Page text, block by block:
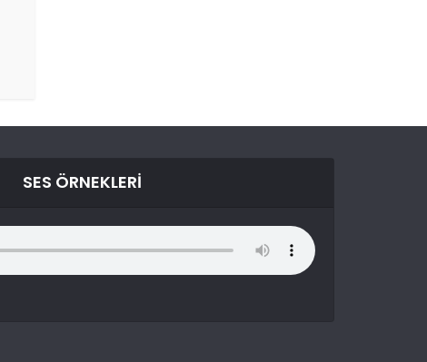
SES ÖRNEKLERI